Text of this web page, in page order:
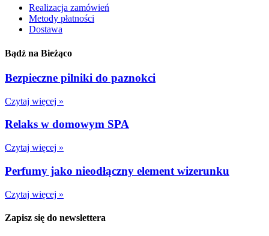
Realizacja zamówień
Metody płatności
Dostawa
Bądź na Bieżąco
Bezpieczne pilniki do paznokci
Czytaj więcej »
Relaks w domowym SPA
Czytaj więcej »
Perfumy jako nieodłączny element wizerunku
Czytaj więcej »
Zapisz się do newslettera